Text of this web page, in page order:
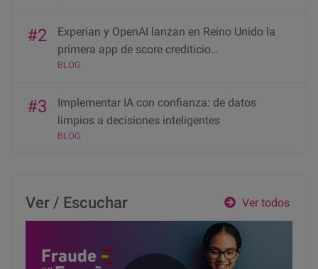
#2
Experian y OpenAI lanzan en Reino Unido la
primera app de score crediticio…
BLOG
#3
Implementar IA con confianza: de datos
limpios a decisiones inteligentes
BLOG
Ver / Escuchar Ver todos